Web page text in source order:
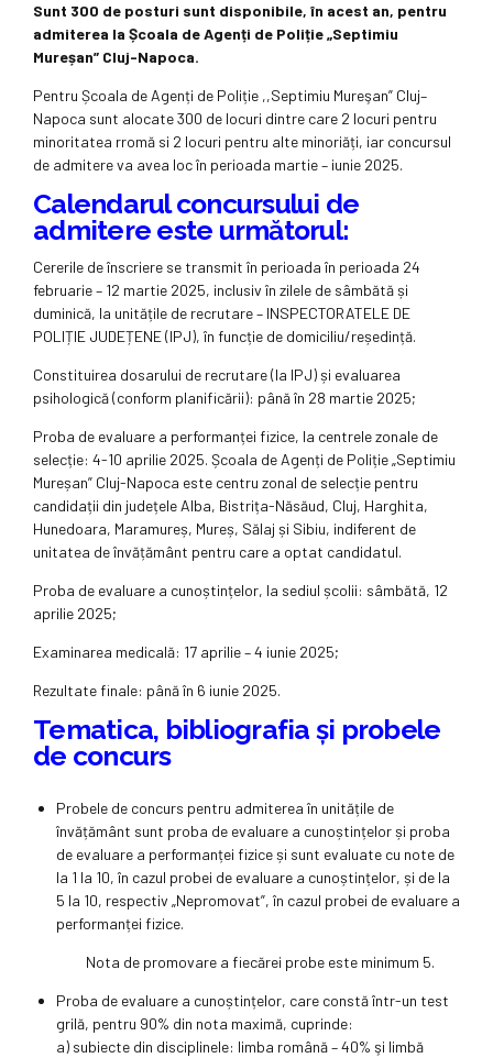
Sunt 300 de posturi sunt disponibile, în acest an, pentru
admiterea la Școala de Agenți de Poliție „Septimiu
Mureșan” Cluj-Napoca.
Pentru Școala de Agenți de Poliție ,,Septimiu Mureşan” Cluj–
Napoca sunt alocate 300 de locuri dintre care 2 locuri pentru
minoritatea rromă si 2 locuri pentru alte minoriăți, iar concursul
de admitere va avea loc în perioada martie – iunie 2025.
Calendarul concursului de
admitere este următorul:
Cererile de înscriere se transmit în perioada în perioada 24
februarie – 12 martie 2025, inclusiv în zilele de sâmbătă și
duminică, la unitățile de recrutare – INSPECTORATELE DE
POLIȚIE JUDEȚENE (IPJ), în funcție de domiciliu/reședință.
Constituirea dosarului de recrutare (la IPJ) și evaluarea
psihologică (conform planificării): până în 28 martie 2025;
Proba de evaluare a performanței fizice, la centrele zonale de
selecție: 4-10 aprilie 2025. Școala de Agenți de Poliție „Septimiu
Mureșan” Cluj-Napoca este centru zonal de selecție pentru
candidații din județele Alba, Bistrița-Năsăud, Cluj, Harghita,
Hunedoara, Maramureș, Mureș, Sălaj și Sibiu, indiferent de
unitatea de învățământ pentru care a optat candidatul.
Proba de evaluare a cunoștințelor, la sediul școlii: sâmbătă, 12
aprilie 2025;
Examinarea medicală: 17 aprilie – 4 iunie 2025;
Rezultate finale: până în 6 iunie 2025.
Tematica, bibliografia și probele
de concurs
Probele de concurs pentru admiterea în unitățile de
învățământ sunt proba de evaluare a cunoștințelor și proba
de evaluare a performanței fizice și sunt evaluate cu note de
la 1 la 10, în cazul probei de evaluare a cunoștințelor, și de la
5 la 10, respectiv „Nepromovat”, în cazul probei de evaluare a
performanței fizice.
Nota de promovare a fiecărei probe este minimum 5.
Proba de evaluare a cunoștințelor, care constă într-un test
grilă, pentru 90% din nota maximă, cuprinde:
a) subiecte din disciplinele: limba română – 40% şi limbă